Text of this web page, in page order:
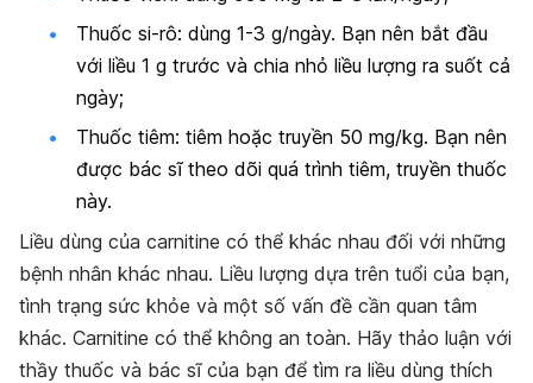
Thuốc si-rô: dùng 1-3 g/ngày. Bạn nên bắt đầu
với liều 1 g trước và chia nhỏ liều lượng ra suốt cả
ngày;
Thuốc tiêm: tiêm hoặc truyền 50 mg/kg. Bạn nên
được bác sĩ theo dõi quá trình tiêm, truyền thuốc
này.
Liều dùng của carnitine có thể khác nhau đối với những
bệnh nhân khác nhau. Liều lượng dựa trên tuổi của bạn,
tình trạng sức khỏe và một số vấn đề cần quan tâm
khác. Carnitine có thể không an toàn. Hãy thảo luận với
thầy thuốc và bác sĩ của bạn để tìm ra liều dùng thích